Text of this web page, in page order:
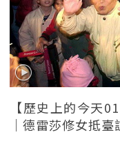
【歷史上的今天
｜德雷莎修女抵臺